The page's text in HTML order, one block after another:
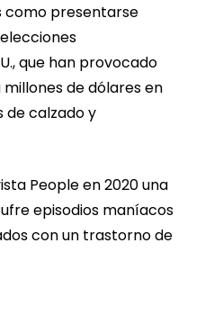
como presentarse
que han provocado
de dólares en
calzado y
People en 2020 una
episodios maníacos
con un trastorno de